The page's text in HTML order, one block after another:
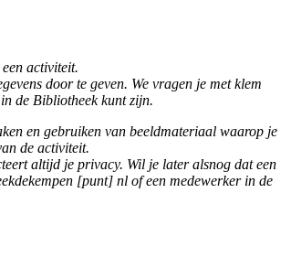
activiteit.
door te geven. We vragen je met klem
de Bibliotheek kunt zijn.
en gebruiken van beeldmateriaal waarop je
de activiteit.
altijd je privacy. Wil je later alsnog dat een
[punt] nl of een medewerker in de